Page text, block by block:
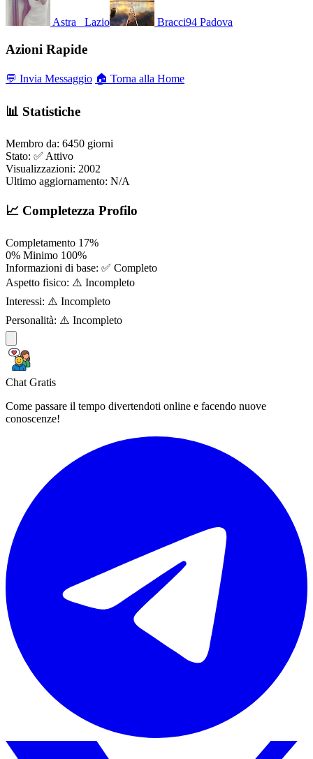
Astra_ Lazio Bracci94 Padova
Azioni Rapide
💬 Invia Messaggio 🏠 Torna alla Home
📊 Statistiche
Membro da: 6450 giorni
Stato: ✅ Attivo
Visualizzazioni: 2002
Ultimo aggiornamento: N/A
📈 Completezza Profilo
Completamento 17%
0% Minimo 100%
Informazioni di base: ✅ Completo
Aspetto fisico: ⚠️ Incompleto
Interessi: ⚠️ Incompleto
Personalità: ⚠️ Incompleto
Chat Gratis
Come passare il tempo divertendoti online e facendo nuove
conoscenze!